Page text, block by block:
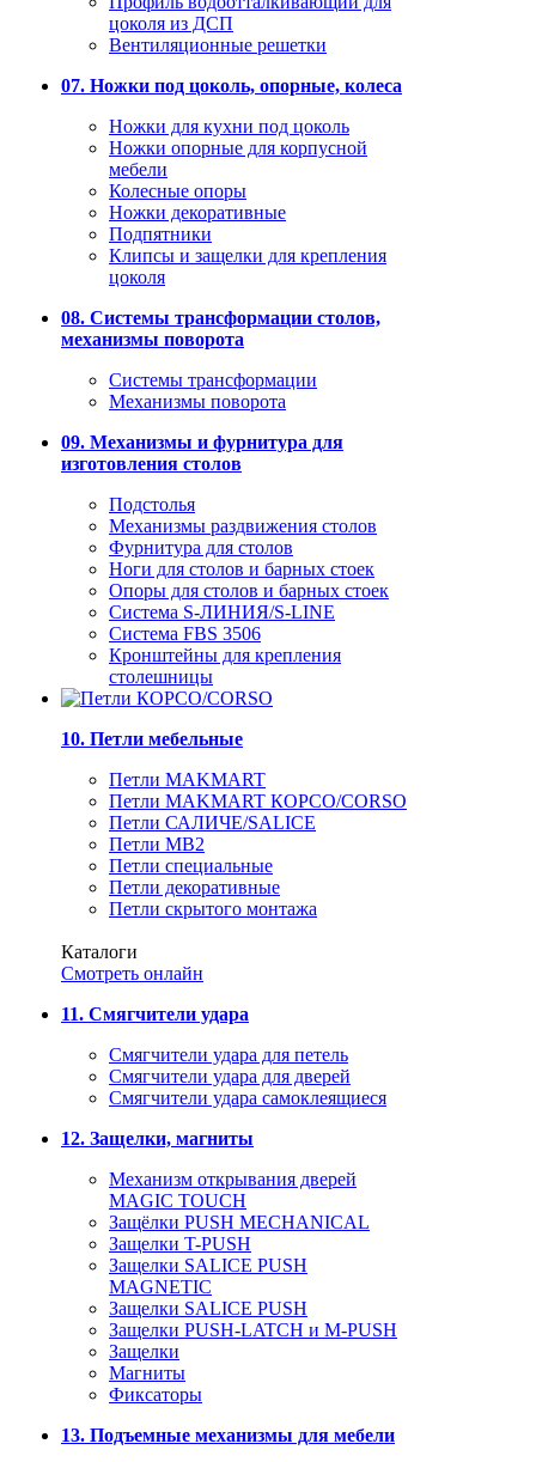
цоколя из ДСП
Вентиляционные решетки
07. Ножки под цоколь, опорные, колеса
Ножки для кухни под цоколь
Ножки опорные для корпусной
мебели
Колесные опоры
Ножки декоративные
Подпятники
Клипсы и защелки для крепления
цоколя
08. Системы трансформации столов,
механизмы поворота
Системы трансформации
Механизмы поворота
09. Механизмы и фурнитура для
изготовления столов
Подстолья
Механизмы раздвижения столов
Фурнитура для столов
Ноги для столов и барных стоек
Опоры для столов и барных стоек
Система S-ЛИНИЯ/S-LINE
Система FBS 3506
Кронштейны для крепления
столешницы
10. Петли мебельные
Петли MAKMART
Петли MAKMART КОРСО/CORSO
Петли САЛИЧЕ/SALICE
Петли MB2
Петли специальные
Петли декоративные
Петли скрытого монтажа
Каталоги
Смотреть онлайн
11. Смягчители удара
Смягчители удара для петель
Смягчители удара для дверей
Cмягчители удара самоклеящиеся
12. Защелки, магниты
Механизм открывания дверей
MAGIC TOUCH
Защёлки PUSH MECHANICAL
Защелки T-PUSH
Защелки SALICE PUSH
MAGNETIC
Защелки SALICE PUSH
Защелки PUSH-LATCH и M-PUSH
Защелки
Магниты
Фиксаторы
13. Подъемные механизмы для мебели